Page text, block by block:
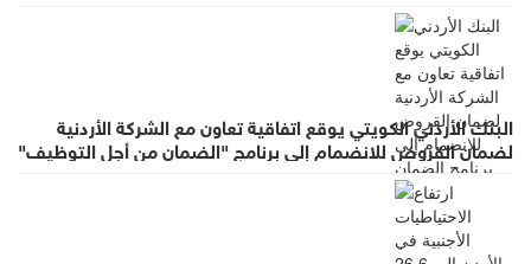
البنك الأردني الكويتي يوقع اتفاقية تعاون مع الشركة الأردنية
لضمان القروض للانضمام إلى برنامج "الضمان من أجل التوظيف"